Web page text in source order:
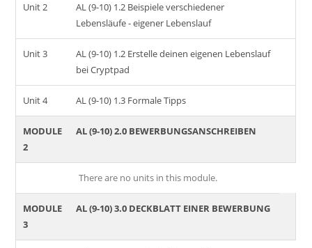
Unit 2
AL (9-10) 1.2 Beispiele verschiedener
Lebensläufe - eigener Lebenslauf
Unit 3
AL (9-10) 1.2 Erstelle deinen eigenen Lebenslauf
bei Cryptpad
Unit 4 AL (9-10) 1.3 Formale Tipps
MODULE
2
AL (9-10) 2.0 BEWERBUNGSANSCHREIBEN
There are no units in this module.
MODULE
3
AL (9-10) 3.0 DECKBLATT EINER BEWERBUNG